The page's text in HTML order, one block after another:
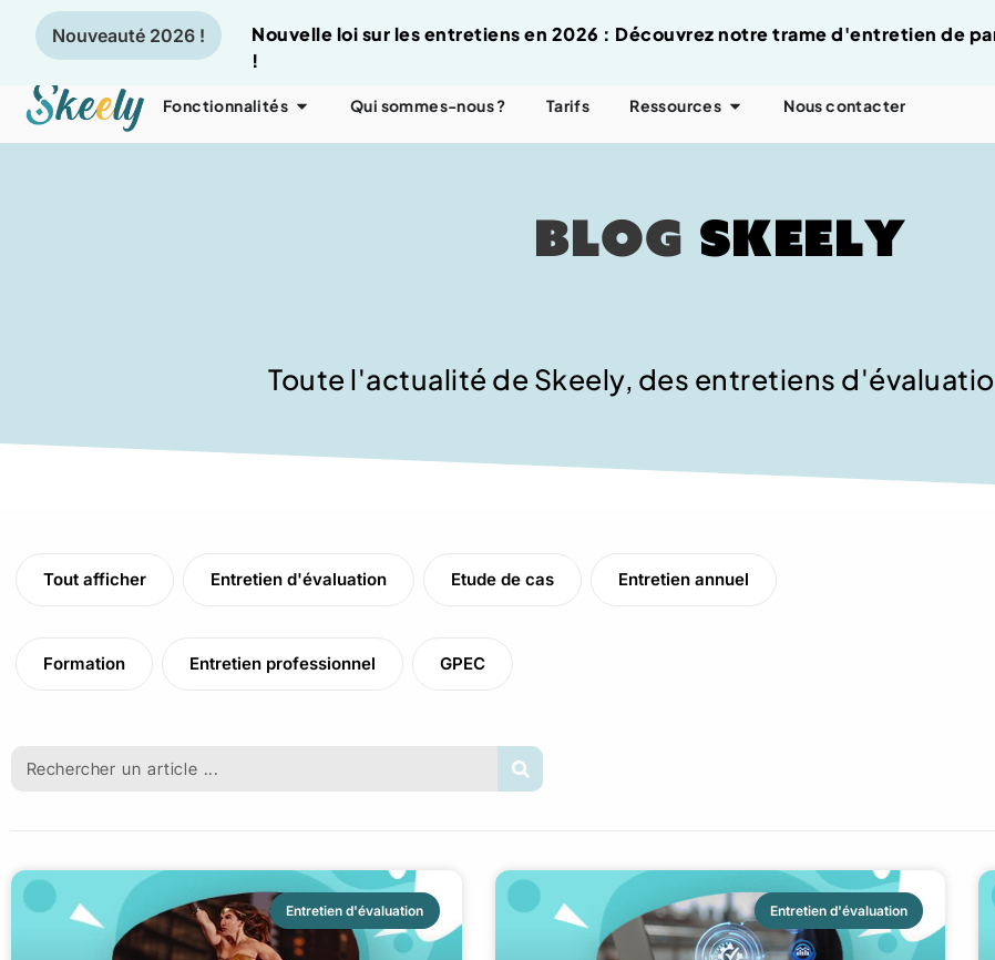
Nouveauté 2026 !
Nouvelle loi sur les entretiens en 2026 : Découvrez notre trame d'entretien de
!
Fonctionnalités Qui sommes-nous ? Tarifs Ressources Nous contacter
Blog Skeely
Toute l'actualité de Skeely, des entretiens
Tout afficher Entretien d'évaluation Etude de cas Entretien annuel
Formation Entretien professionnel GPEC
Entretien d'évaluation Entretien d'évaluation